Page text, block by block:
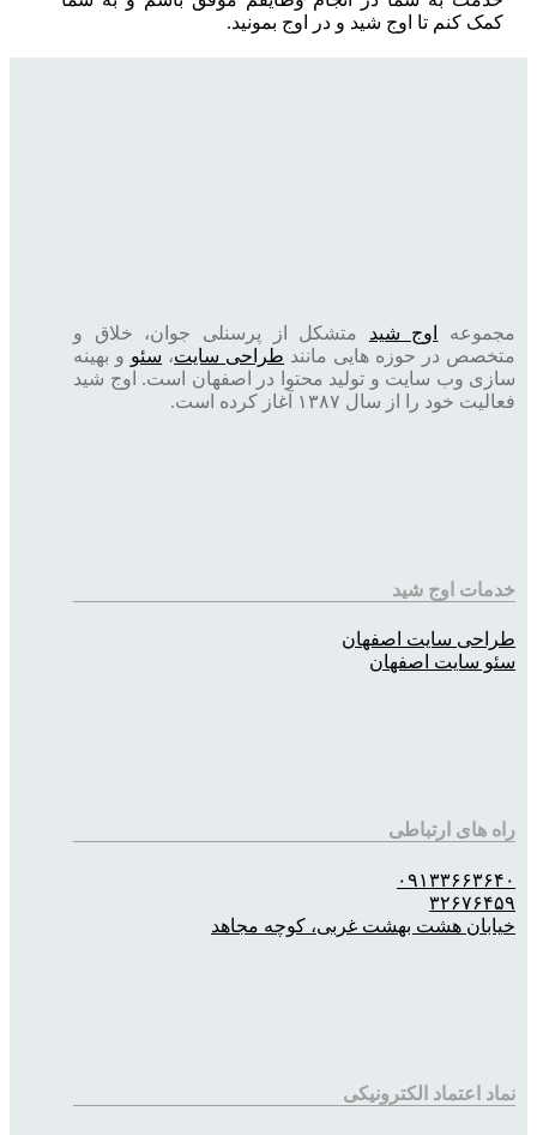
کمک کنم تا اوج شید و در اوج بمونید.
مجموعه اوج شید متشکل از پرسنلی جوان، خلاق و
متخصص در حوزه هایی مانند طراحی سایت، سئو و بهینه
سازی وب سایت و تولید محتوا در اصفهان است. اوج شید
فعالیت خود را از سال ۱۳۸۷ آغاز کرده است.
خدمات اوج شید
طراحی سایت اصفهان
سئو سایت اصفهان
راه های ارتباطی
۰۹۱۳۳۶۶۳۶۴۰
۳۲۶۷۶۴۵۹
خیابان هشت بهشت غربی، کوچه مجاهد
نماد اعتماد الکترونیکی